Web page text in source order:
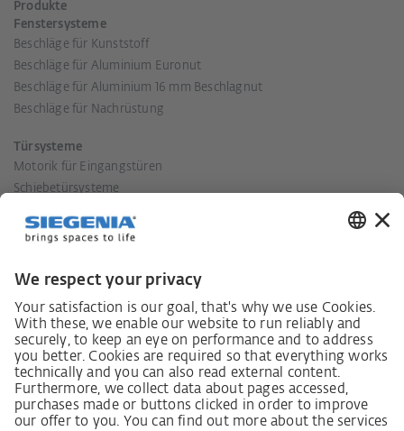
Produkte
Fenstersysteme
Beschläge für Kunststoff
Beschläge für Aluminium Euronut
Beschläge für Aluminium 16 mm Beschlagnut
Beschläge für Nachrüstung
Türsysteme
Motorik für Eingangstüren
Schiebetürsysteme
Smarte Systeme
Shop
Unternehmen
Aktuelle Meldungen
Social Media
Kontakt
Standorte
Historie